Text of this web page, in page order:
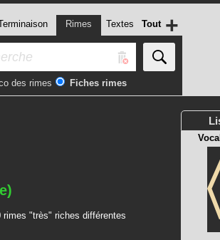
Rimes Textes Tout
des rimes Fiches rimes
+
"très" riches différentes